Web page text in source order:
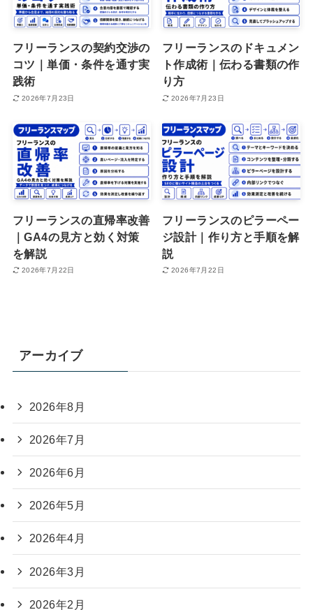
フリーランスの契約交渉の
コツ｜単価・条件を通す実
践術
2026年7月23日
フリーランスのドキュメン
ト作成術｜伝わる書類の作
り方
2026年7月23日
フリーランスの直帰率改善
｜GA4の見方と効く対策
を解説
2026年7月22日
フリーランスのピラーペー
ジ設計｜作り方と手順を解
説
2026年7月22日
アーカイブ
2026年8月
2026年7月
2026年6月
2026年5月
2026年4月
2026年3月
2026年2月